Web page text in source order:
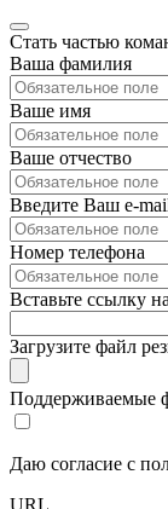
Стать частью
Ваша фамилия
Ваше имя
Ваше отчество
Введите Ваш e-
Номер телефона
Вставьте ссылку
Загрузите файл
Поддерживаемые
Даю согласие с
URL